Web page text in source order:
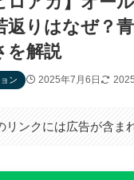
返りはなぜ？
を解説
ン 2025年7月6日
リンクには広告が含ま